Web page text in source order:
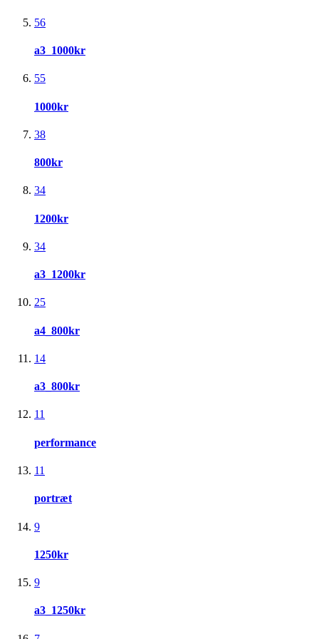
56
a3_1000kr
55
1000kr
38
800kr
34
1200kr
34
a3_1200kr
25
a4_800kr
14
a3_800kr
11
performance
11
portræt
9
1250kr
9
a3_1250kr